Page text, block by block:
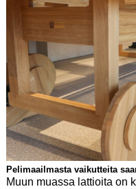
Pelimaailmasta vaikutteita
Muun muassa lattioita on